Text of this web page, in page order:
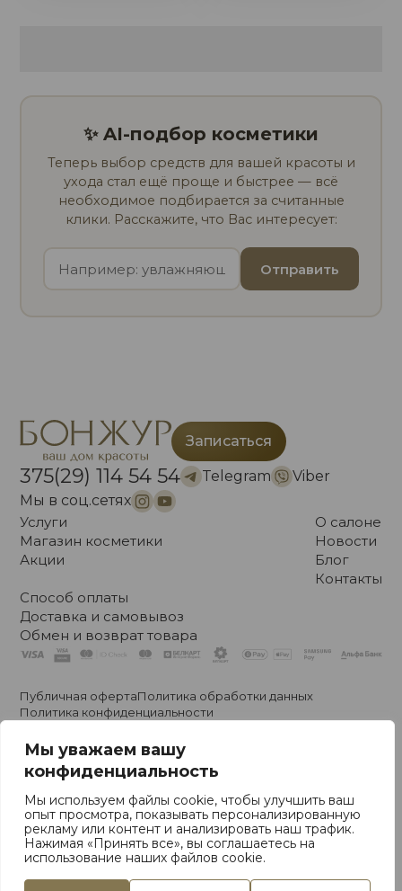
Мы уважаем вашу
конфиденциальность
Мы используем файлы cookie, чтобы улучшить ваш
опыт просмотра, показывать персонализированную
рекламу или контент и анализировать наш трафик.
Нажимая «Принять все», вы соглашаетесь на
использование наших файлов cookie.
✨ AI-подбор косметики
Теперь выбор средств для вашей красоты и
ухода стал ещё проще и быстрее — всё
необходимое подбирается за считанные
клики. Расскажите, что Вас интересует:
Отправить
Записаться
375(29) 114 54 54 Telegram
Viber
Мы в соц.сетях
Услуги
Магазин косметики
Акции
О салоне
Новости
Блог
Контакты
Способ оплаты
Доставка и самовывоз
Обмен и возврат товара
Публичная офертаПолитика обработки данных
Политика конфиденциальности
Политика видеонаблюдения
Владелец Общество с Ограниченной Ответственностью
«Стефания Бьюти». Свидетельство о регистрации № 193011735
УНП 192828184. © ООО “Стефания Бьюти”. 2020-2026
Республика Беларусь, 220002, г. Минск, ул. Сторожовская, 6,
Государственная регистрация Минским горисполкомом от
Фабрика Брендов